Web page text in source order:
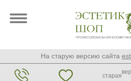
На старую версию сайта
старая